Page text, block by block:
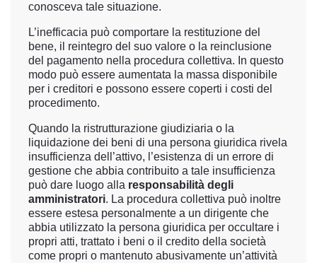
conosceva tale situazione.
L’inefficacia può comportare la restituzione del
bene, il reintegro del suo valore o la reinclusione
del pagamento nella procedura collettiva. In questo
modo può essere aumentata la massa disponibile
per i creditori e possono essere coperti i costi del
procedimento.
Quando la ristrutturazione giudiziaria o la
liquidazione dei beni di una persona giuridica rivela
insufficienza dell’attivo, l’esistenza di un errore di
gestione che abbia contribuito a tale insufficienza
può dare luogo alla responsabilità degli
amministratori. La procedura collettiva può inoltre
essere estesa personalmente a un dirigente che
abbia utilizzato la persona giuridica per occultare i
propri atti, trattato i beni o il credito della società
come propri o mantenuto abusivamente un’attività